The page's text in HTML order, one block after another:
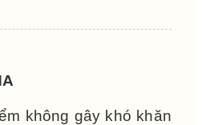
không gây khó khăn